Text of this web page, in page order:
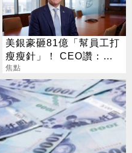
美銀豪砸81億「幫員工打
瘦瘦針」！ CEO讚：一
項值得的投資
焦點